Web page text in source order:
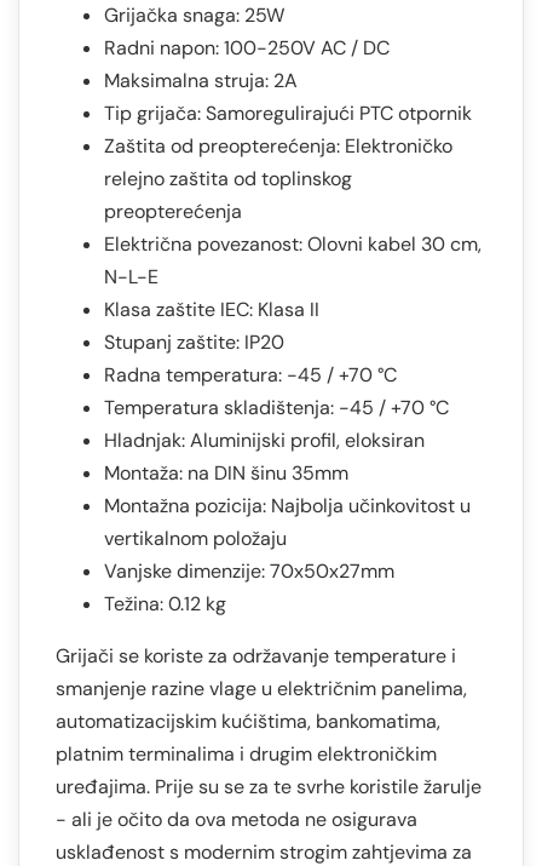
Grijačka snaga: 25W
Radni napon: 100-250V AC / DC
Maksimalna struja: 2A
Tip grijača: Samoregulirajući PTC otpornik
Zaštita od preopterećenja: Elektroničko
relejno zaštita od toplinskog
preopterećenja
Električna povezanost: Olovni kabel 30 cm,
N-L-E
Klasa zaštite IEC: Klasa II
Stupanj zaštite: IP20
Radna temperatura: -45 / +70 °C
Temperatura skladištenja: -45 / +70 °C
Hladnjak: Aluminijski profil, eloksiran
Montaža: na DIN šinu 35mm
Montažna pozicija: Najbolja učinkovitost u
vertikalnom položaju
Vanjske dimenzije: 70x50x27mm
Težina: 0.12 kg
Grijači se koriste za održavanje temperature i
smanjenje razine vlage u električnim panelima,
automatizacijskim kućištima, bankomatima,
platnim terminalima i drugim elektroničkim
uređajima. Prije su se za te svrhe koristile žarulje
- ali je očito da ova metoda ne osigurava
usklađenost s modernim strogim zahtjevima za